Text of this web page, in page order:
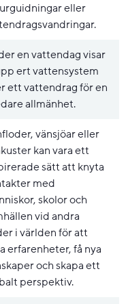
eller
i nytt fönster.
en vattendag visar
ert vattensystem
ett vattendrag för en
allmänhet.
nytt fönster.
vänsjöar eller
kan vara ett
sätt att knyta
med
skolor och
vid andra
i världen för att
erfarenheter, få nya
och skapa ett
perspektiv.